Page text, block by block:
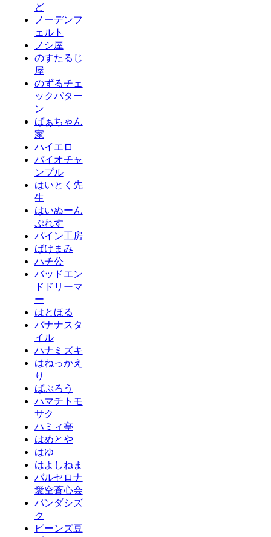
ど
ノーデンフ
ェルト
ノシ屋
のすたるじ
屋
のずるチェ
ックパター
ン
ばぁちゃん
家
ハイエロ
バイオチャ
ンプル
はいとく先
生
はいぬーん
ぷれす
パイン工房
ばけまみ
ハチ公
バッドエン
ドドリーマ
ー
はとほる
バナナスタ
イル
ハナミズキ
はねっかえ
り
ばぶろう
ハマチトモ
サク
ハミィ亭
はめとや
はゆ
はよしねま
バルセロナ
愛空蒼心会
パンダシズ
ク
ビーンズ豆